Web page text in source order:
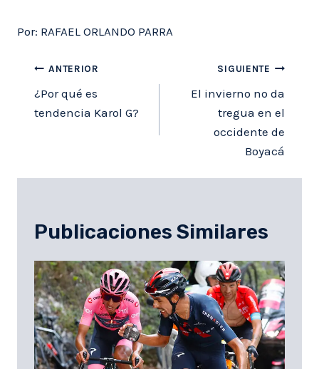
Por: RAFAEL ORLANDO PARRA
Navegación
de
entradas
ANTERIOR
¿Por qué es
tendencia Karol G?
SIGUIENTE
El invierno no da
tregua en el
occidente de
Boyacá
Publicaciones Similares